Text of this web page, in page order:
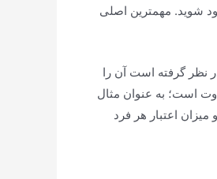
2%، صاحب ساید بای ساید مورد علاقه خود شوید. مهمترین اصلی
ای که در نظر گرفته است آن را
است؛ به عنوان مثال
اعتبار هر فرد